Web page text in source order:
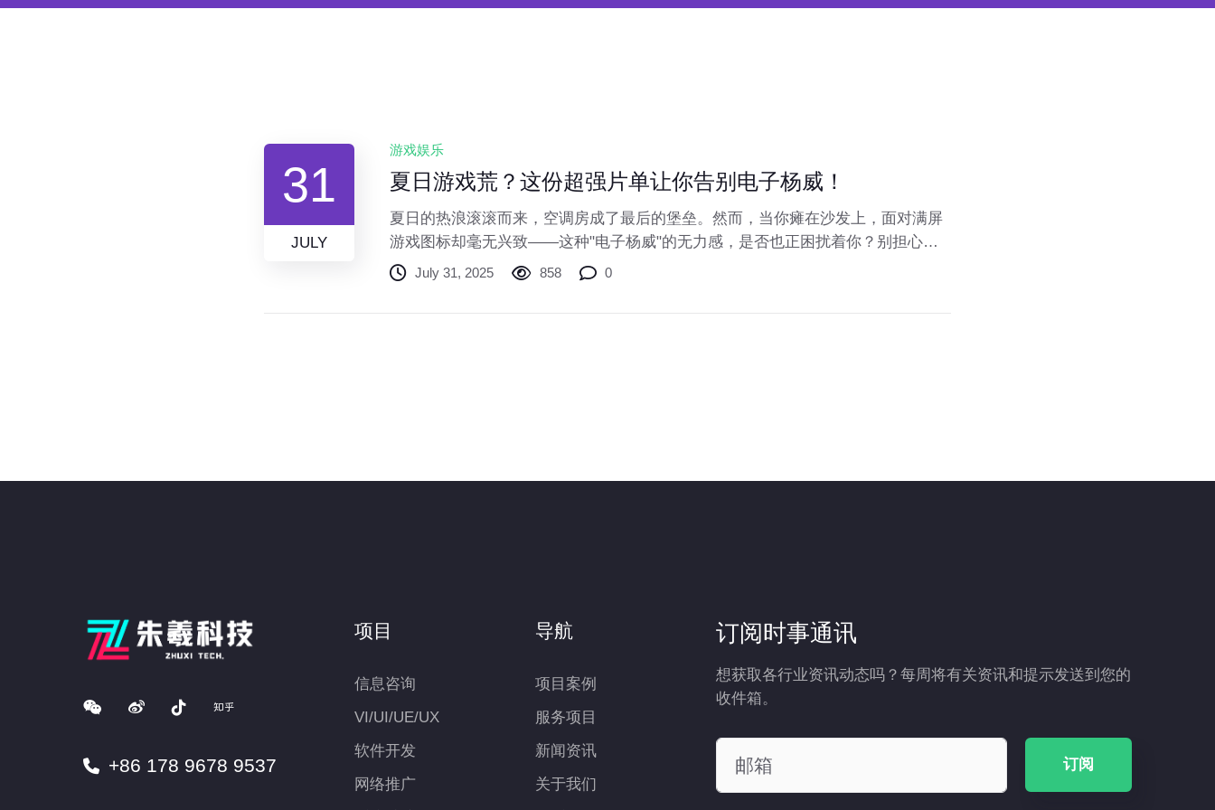
31
JULY
游戏娱乐
夏日游戏荒？这份超强片单让你告别电子杨威！
夏日的热浪滚滚而来，空调房成了最后的堡垒。然而，当你瘫在沙发上，面对满屏
游戏图标却毫无兴致——这种"电子杨威"的无力感，是否也正困扰着你？别担心，
这份专治夏日游戏荒的片单，将重新点燃你的游戏激情！
July 31, 2025 858 0
+86 178 9678 9537
项目
信息咨询
VI/UI/UE/UX
软件开发
网络推广
导航
项目案例
服务项目
新闻资讯
关于我们
订阅时事通讯
想获取各行业资讯动态吗？每周将有关资讯和提示发送到您的
收件箱。
订阅